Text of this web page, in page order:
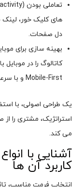
های کلیک خور،
دل صفحات.
بهینه سازی برای
کاتالوگ را در
Mobile-First و با سرعت بارگذاری فوق العاده انجام می شود.
یک طراحی اصولی، با
استراتژیک، مشتری را
می کند.
آشنایی با
کاربرد آن ها
انتخاب فرمت مناسب،